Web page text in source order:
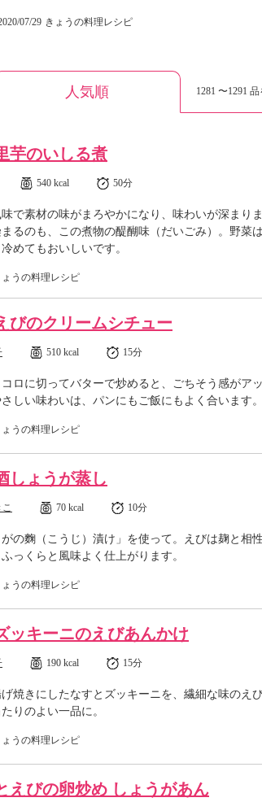
07/29 きょうの料理レシピ
人気順 1281 〜1291
芋のいしる煮
540 kcal 50分
で素材の味がまろやかになり、味わいが深まり
るのも、この煮物の醍醐味（だいごみ）。野菜
めてもおいしいです。
ょうの料理レシピ
びのクリームシチュー
510 kcal 15分
ロに切ってバターで炒めると、ごちそう感がア
しい味わいは、パンにもご飯にもよく合います。
ょうの料理レシピ
しょうが蒸し
70 kcal 10分
がの麴（こうじ）漬け」を使って。えびは麹と相
っくらと風味よく仕上がります。
ょうの料理レシピ
ッキーニのえびあんかけ
190 kcal 15分
焼きにしたなすとズッキーニを、繊細な味のえ
りのよい一品に。
ょうの料理レシピ
えびの卵炒め しょうがあん